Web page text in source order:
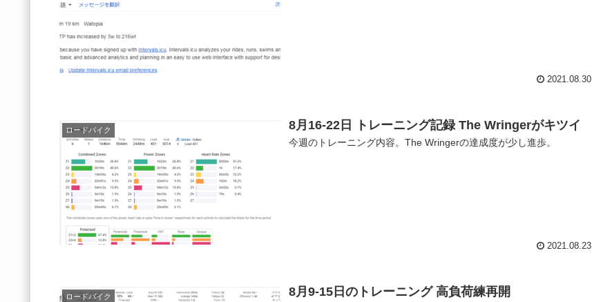
2021.08.30
ロードバイク 8月16-22日 トレーニング記録 The Wringerがキツイ
今週のトレーニング内容。The Wringerの達成度が少し進歩。
2021.08.23
ロードバイク 8月9-15日のトレーニング 高負荷練再開